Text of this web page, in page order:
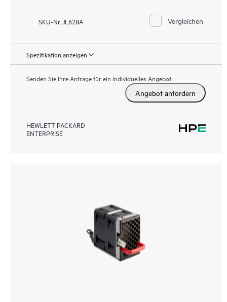
SKU-Nr. JL628A Vergleichen
Spezifikation anzeigen
Senden Sie Ihre Anfrage für ein individuelles Angebot
Angebot anfordern
HEWLETT PACKARD
ENTERPRISE